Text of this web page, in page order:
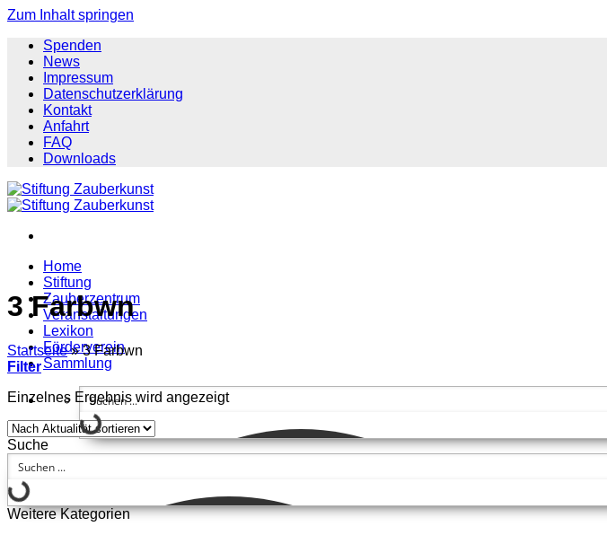
Zum Inhalt springen
Spenden
News
Impressum
Datenschutzerklärung
Kontakt
Anfahrt
FAQ
Downloads
Home
Stiftung
Zauberzentrum
Veranstaltungen
Lexikon
Förderverein
Sammlung
3 Farbwn
Startseite » 3 Farbwn
Filter
Einzelnes Ergebnis wird angezeigt
Suche
Weitere Kategorien